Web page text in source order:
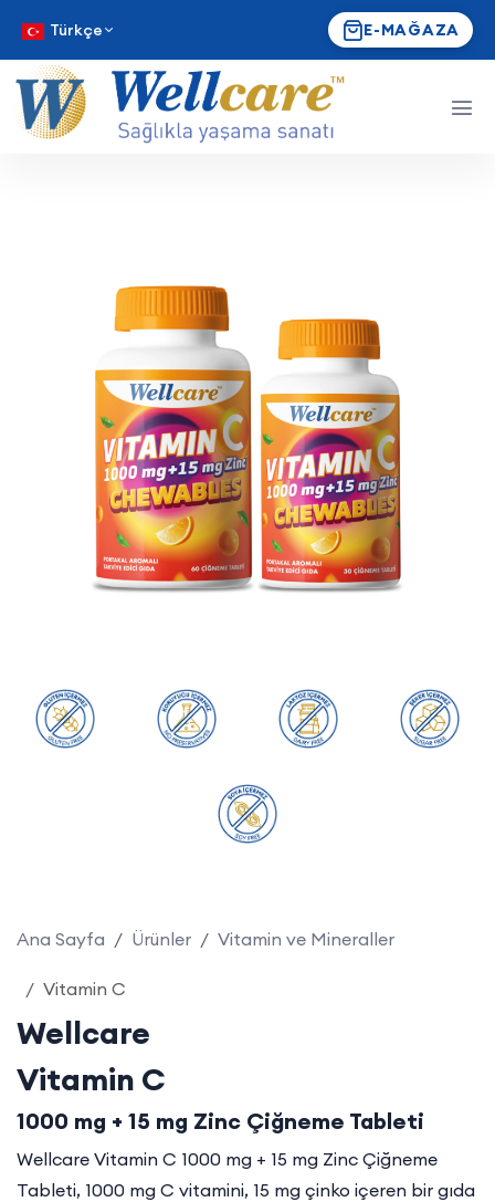
Türkçe E-MAĞAZA
Ana Sayfa Ürünler Vitamin ve Mineraller
Vitamin C
Wellcare
Vitamin C
1000 mg + 15 mg Zinc Çiğneme Tableti
Wellcare Vitamin C 1000 mg + 15 mg Zinc Çiğneme
Tableti, 1000 mg C vitamini, 15 mg çinko içeren bir gıda